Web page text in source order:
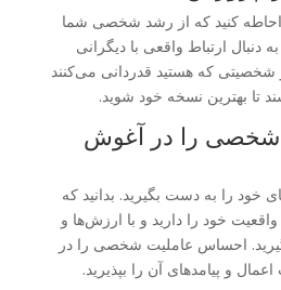
احاطه کنید که از رشد شخصی شما
ارتباط واقعی با دیگرانی
شخصیتی که هستید قدردانی می‌کنند
تا بهترین نسخه خود شوید.
شخصی را در آغوش
خود را به دست بگیرید. بدانید که
خود را دارید و با ارزش‌ها و
احساس عاملیت شخصی را در
و پیامدهای آن را بپذیرید.